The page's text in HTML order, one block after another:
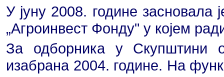
У јуну 2008. године
„Агроинвест Фонду" у којем
За одборника у Скупштини
изабрана 2004. године. На